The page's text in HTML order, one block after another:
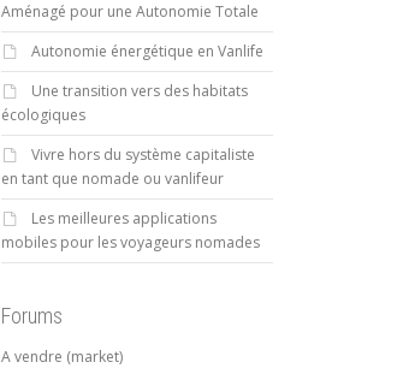
Aménagé pour une Autonomie Totale
Autonomie énergétique en Vanlife
Une transition vers des habitats
écologiques
Vivre hors du système capitaliste
en tant que nomade ou vanlifeur
Les meilleures applications
mobiles pour les voyageurs nomades
Forums
A vendre (market)